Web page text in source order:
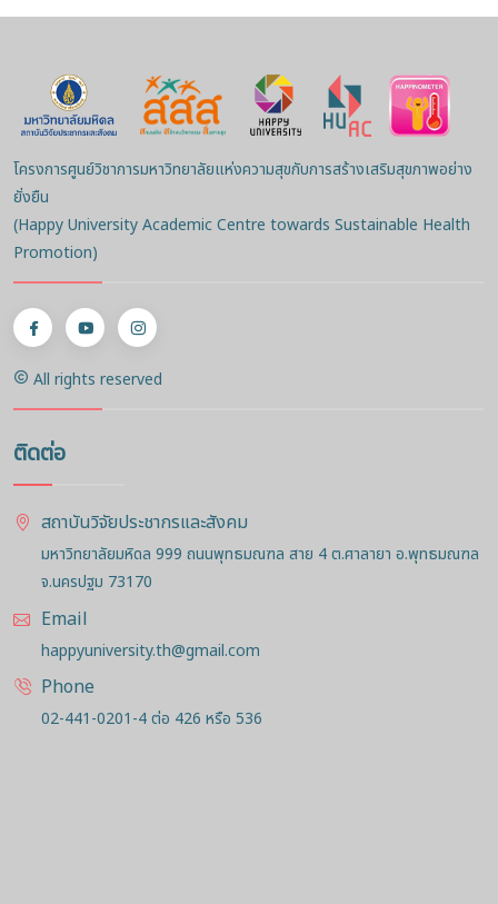
โครงการศูนย์วิชาการมหาวิทยาลัยแห่งความสุขกับการสร้างเสริมสุขภาพอย่าง
ยั่งยืน
(Happy University Academic Centre towards Sustainable Health
Promotion)
All rights reserved
ติดต่อ
สถาบันวิจัยประชากรและสังคม
มหาวิทยาลัยมหิดล 999 ถนนพุทธมณฑล สาย 4 ต.ศาลายา อ.พุทธมณฑล
จ.นครปฐม 73170
Email
happyuniversity.th@gmail.com
Phone
02-441-0201-4 ต่อ 426 หรือ 536